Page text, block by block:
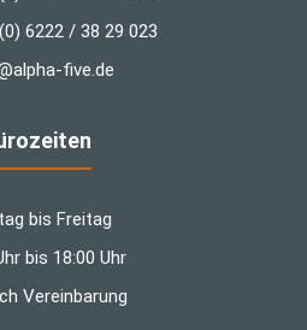
6222 / 38 29 023
five.de
bis Freitag
bis 18:00 Uhr
Vereinbarung